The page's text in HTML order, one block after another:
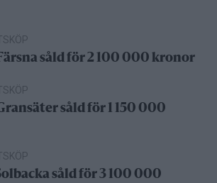
såld för 2 100 000 kronor
såld för 1 150 000
såld för 3 100 000